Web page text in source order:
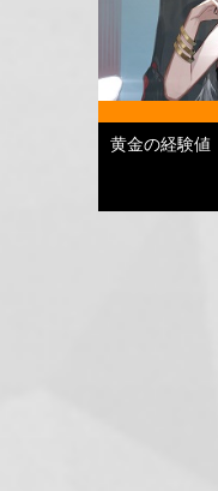
黄金の経験値